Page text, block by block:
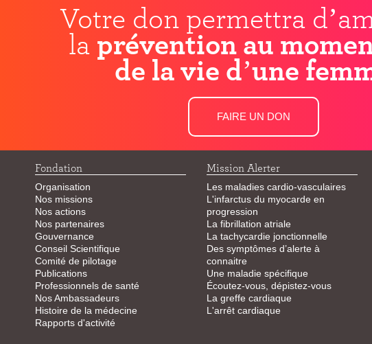
Votre don permettra
la prévention au
de la vie d’une
FAIRE UN DON
Fondation
Organisation
Nos missions
Nos actions
Nos partenaires
Gouvernance
Conseil Scientifique
Comité de pilotage
Publications
Professionnels de santé
Nos Ambassadeurs
Histoire de la médecine
Rapports d'activité
Mission Alerter
Les maladies cardio-vasculaires
L'infarctus du myocarde en
progression
La fibrillation atriale
La tachycardie jonctionnelle
Des symptômes d’alerte à
connaitre
Une maladie spécifique
Écoutez-vous, dépistez-vous
La greffe cardiaque
L'arrêt cardiaque